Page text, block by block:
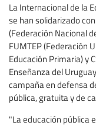
La Internacional de la
se han solidarizado
(Federación Nacional
FUMTEP (Federación
Educación Primaria) y
Enseñanza del
campaña en defensa
pública, gratuita y de
"La educación pública